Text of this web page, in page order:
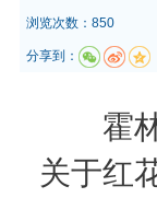
浏览次数：850
分享到：
霍
关于红